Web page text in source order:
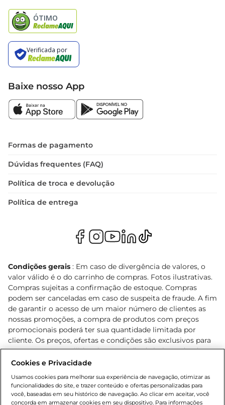
Baixe nosso App
Formas de pagamento
Dúvidas frequentes (FAQ)
Política de troca e devolução
Política de entrega
Condições gerais : Em caso de divergência de valores, o
valor válido é o do carrinho de compras. Fotos ilustrativas.
Compras sujeitas a confirmação de estoque. Compras
podem ser canceladas em caso de suspeita de fraude. A fim
de garantir o acesso de um maior número de clientes as
nossas promoções, a compra de produtos com preços
promocionais poderá ter sua quantidade limitada por
cliente. Os preços, ofertas e condições são exclusivos para
o e-commerce e válidos durante o dia de hoje, podendo
sofrer alterações sem prévia notificação. Proibida a venda
Lei n.º 8069/90, art. 81, inciso II (Estatuto da Criança e do
Adolescente). Preços e condições exclusivos para o
Cookies e Privacidade
Usamos cookies para melhorar sua experiência de navegação, otimizar as
funcionalidades do site, e trazer conteúdo e ofertas personalizadas para
você, baseadas em seu histórico de navegação. Ao clicar em aceitar, você
concorda em armazenar cookies em seu dispositivo. Para informações